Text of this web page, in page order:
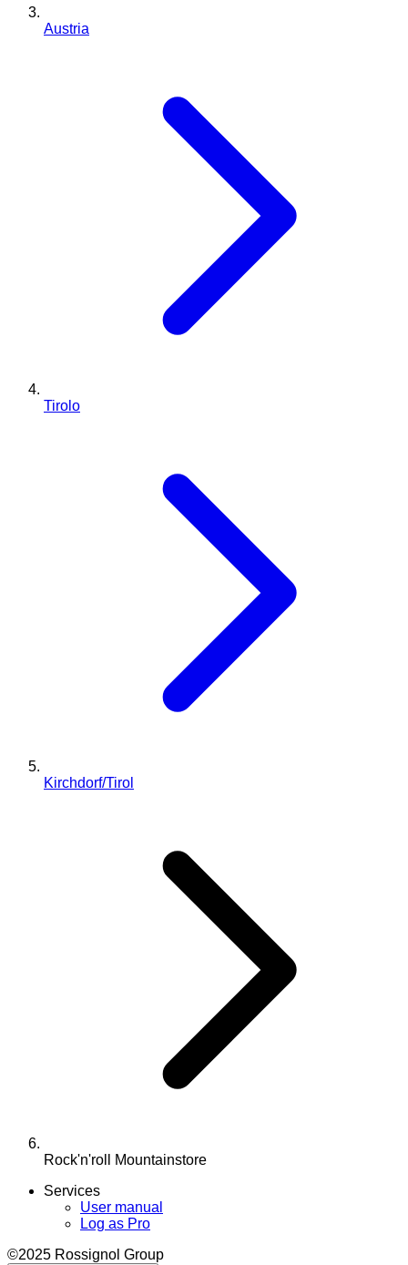
Austria
Tirolo
Kirchdorf/Tirol
Rock'n'roll Mountainstore
Services
User manual
Log as Pro
©2025 Rossignol Group